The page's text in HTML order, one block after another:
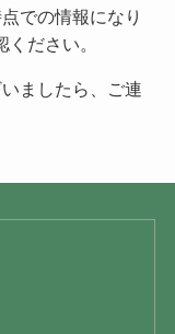
での情報になり
ださい。
ましたら、ご連